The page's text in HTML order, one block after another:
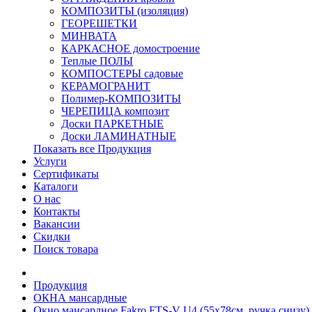
КОМПОЗИТЫ (изоляция)
ГЕОРЕШЕТКИ
МИНВАТА
КАРКАСНОЕ домостроение
Теплые ПОЛЫ
КОМПОСТЕРЫ садовые
КЕРАМОГРАНИТ
Полимер-КОМПОЗИТЫ
ЧЕРЕПИЦА композит
Доски ПАРКЕТНЫЕ
Доски ЛАМИНАТНЫЕ
Показать все Продукция
Услуги
Сертификаты
Каталоги
О нас
Контакты
Вакансии
Скидки
Поиск товара
Продукция
ОКНА мансардные